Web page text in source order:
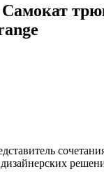
Самокат